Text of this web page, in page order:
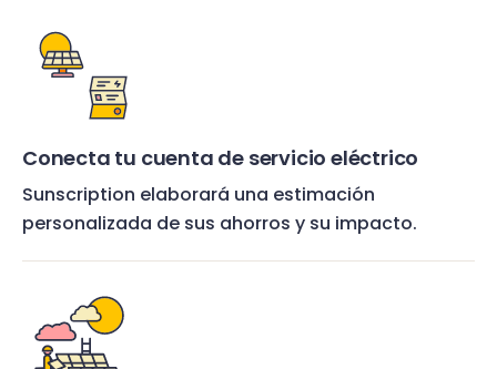
Conecta tu cuenta de servicio eléctrico
Sunscription elaborará una estimación
personalizada de sus ahorros y su impacto.